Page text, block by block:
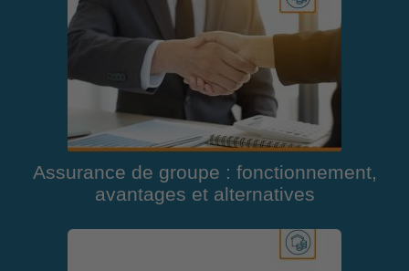
Assurance de groupe : fonctionnement,
avantages et alternatives